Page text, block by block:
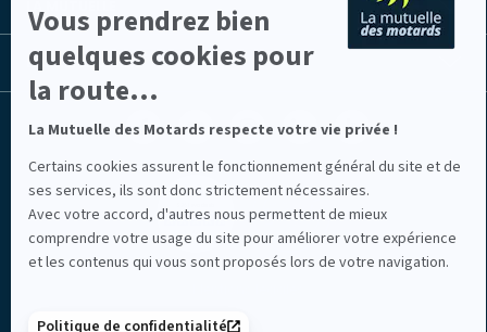
Vous prendrez bien
quelques cookies pour
la route...
La Mutuelle des Motards respecte votre vie privée !
Certains cookies assurent le fonctionnement général du site et de
ses services, ils sont donc strictement nécessaires.
Avec votre accord, d'autres nous permettent de mieux
comprendre votre usage du site pour améliorer votre expérience
et les contenus qui vous sont proposés lors de votre navigation.
Politique de confidentialité
LES LIENS UTILES
(nouvelle
fenêtre)
(nouvelle
fenêtre)
(nouvelle
fenêtre)
Linkedin
(nouvelle
fenêtre)
Lib
TV
(nouvelle
fenêtre)